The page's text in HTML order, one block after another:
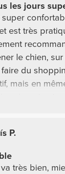
les jours
est très
le chien,
du
mais en
et est
P.
très bien,